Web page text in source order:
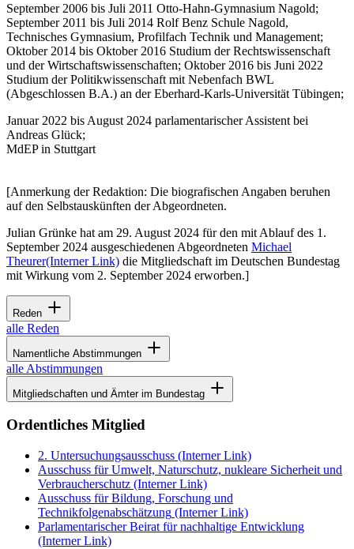
September 2006 bis Juli 2011 Otto-Hahn-Gymnasium Nagold;
September 2011 bis Juli 2014 Rolf Benz Schule Nagold,
Technisches Gymnasium, Profilfach Technik und Management;
Oktober 2014 bis Oktober 2016 Studium der Rechtswissenschaft
und der Wirtschaftswissenschaften; Oktober 2016 bis Juni 2022
Studium der Politikwissenschaft mit Nebenfach BWL
(Abgeschlossen B.A.) an der Eberhard-Karls-Universität Tübingen;
Januar 2022 bis August 2024 parlamentarischer Assistent bei
Andreas Glück;
MdEP in Stuttgart
[Anmerkung der Redaktion: Die biografischen Angaben beruhen
auf den Selbstauskünften der Abgeordneten.
Julian Grünke hat am 29. August 2024 für den mit Ablauf des 1.
September 2024 ausgeschiedenen Abgeordneten Michael
Theurer(Interner Link) die Mitgliedschaft im Deutschen Bundestag
mit Wirkung vom 2. September 2024 erworben.]
Reden
alle Reden
Namentliche Abstimmungen
alle Abstimmungen
Mitgliedschaften und Ämter im Bundestag
Ordentliches Mitglied
2. Untersuchungsausschuss (Interner Link)
Ausschuss für Umwelt, Naturschutz, nukleare Sicherheit und
Verbraucherschutz (Interner Link)
Ausschuss für Bildung, Forschung und
Technikfolgenabschätzung (Interner Link)
Parlamentarischer Beirat für nachhaltige Entwicklung
(Interner Link)